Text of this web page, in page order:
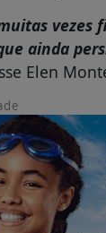
vezes
ainda
Elen